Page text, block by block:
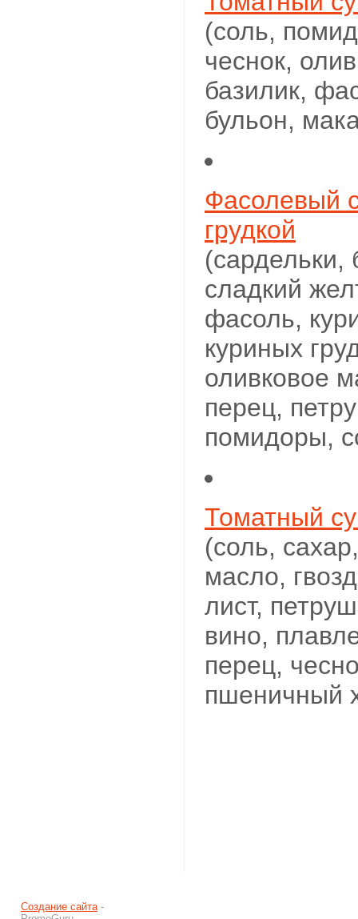
(соль,
чеснок,
базилик,
бульон,
Фасолевый
грудкой
(сардельки,
сладкий
фасоль,
куриных
оливковое
перец,
помидоры,
Томатный
(соль,
масло,
лист,
вино,
перец,
пшеничный
Создание сайта-